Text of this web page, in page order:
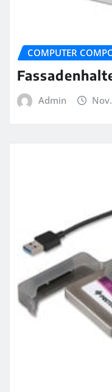
COMPUTER
Admin